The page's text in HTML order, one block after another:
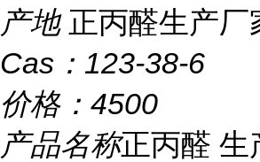
产地 正丙醛生产厂
Cas： 123-38-6
价格： 4500
产品名称正丙醛 生